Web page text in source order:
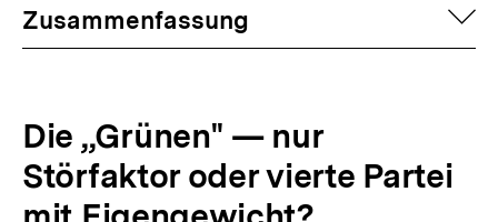
Zusammenfassung
Die „Grünen" — nur
Störfaktor oder vierte Partei